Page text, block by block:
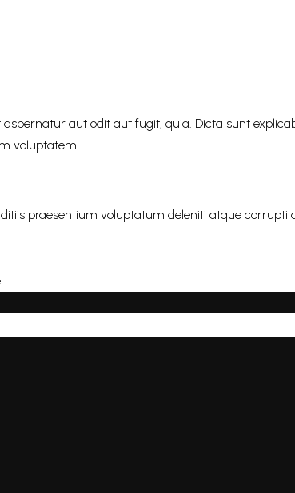
aut odit aut fugit, quia. Dicta sunt
voluptatem.
praesentium voluptatum deleniti atque